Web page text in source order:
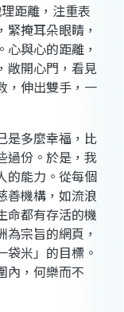
距離，注重表
掩耳朵眼睛，
與心的距離，
敞開心門，看見
，伸出雙手，一
是多麼幸福，比
過份。於是，我
的能力。從每個
善機構，如流浪
命都有存活的機
宗旨的網頁，
袋米」的目標。
內，何樂而不